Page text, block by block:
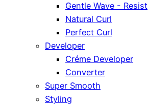
Gentle Wave - Resist
Natural Curl
Perfect Curl
Developer
Créme Developer
Converter
Super Smooth
Styling